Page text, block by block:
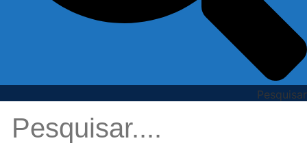
Pesquisar